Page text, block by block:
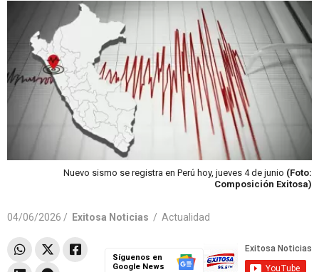
Nuevo sismo se registra en Perú hoy, jueves 4 de junio (Foto:
Composición Exitosa)
04/06/2026 / Exitosa Noticias / Actualidad
Síguenos en
Google News